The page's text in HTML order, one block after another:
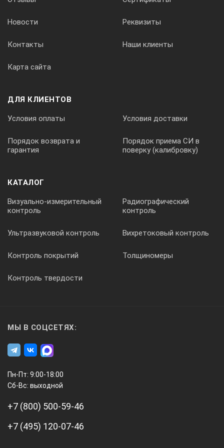
Новости Реквизиты
Контакты Наши клиенты
Карта сайта
ДЛЯ КЛИЕНТОВ
Условия оплаты Условия доставки
Порядок возврата и
гарантия
Порядок приема СИ в
поверку (калибровку)
КАТАЛОГ
Визуально-измерительный
контроль
Радиографический
контроль
Ультразвуковой контроль Вихретоковый контроль
Контроль покрытий Толщиномеры
Контроль твердости
МЫ В СОЦСЕТЯХ:
Пн-Пт: 9:00-18:00
Сб-Вс: выходной
+7 (800) 500-59-46
+7 (495) 120-07-46